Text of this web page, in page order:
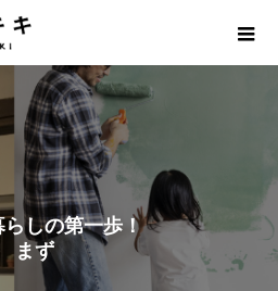
らしの第一歩 ！
でやっ みよ う！